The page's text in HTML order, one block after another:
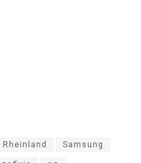
Rheinland Samsung